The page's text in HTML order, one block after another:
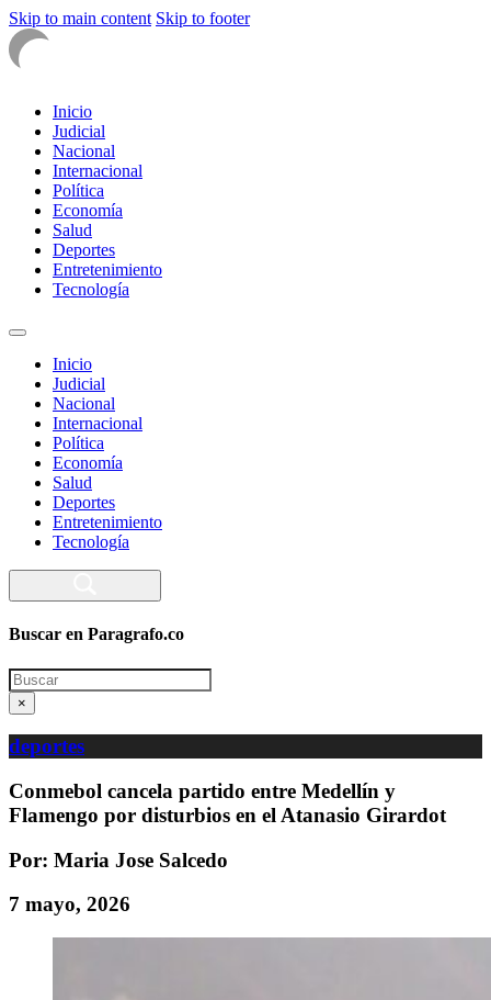
Skip to main content Skip to footer
Inicio
Judicial
Nacional
Internacional
Política
Economía
Salud
Deportes
Entretenimiento
Tecnología
Inicio
Judicial
Nacional
Internacional
Política
Economía
Salud
Deportes
Entretenimiento
Tecnología
Buscar en Paragrafo.co
Search
×
deportes
Conmebol cancela partido entre Medellín y
Flamengo por disturbios en el Atanasio Girardot
Por: Maria Jose Salcedo
7 mayo, 2026